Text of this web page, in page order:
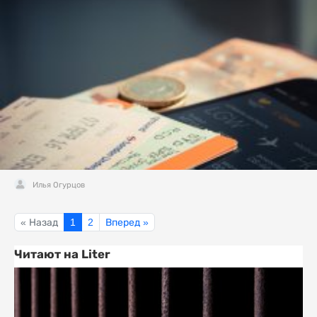
Илья Огурцов
« Назад 1 2 Вперед »
Читают на Liter